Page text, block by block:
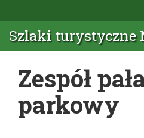
Szlaki turystyczne
Zespół
parkowy